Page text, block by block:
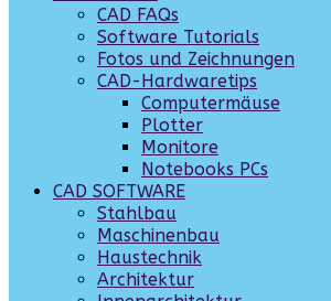
CAD FAQs
Software Tutorials
Fotos und Zeichnungen
CAD-Hardwaretips
Computermäuse
Plotter
Monitore
Notebooks PCs
CAD SOFTWARE
Stahlbau
Maschinenbau
Haustechnik
Architektur